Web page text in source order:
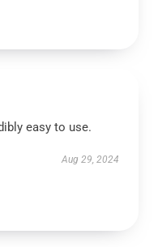
easy to use.
Aug 29, 2024